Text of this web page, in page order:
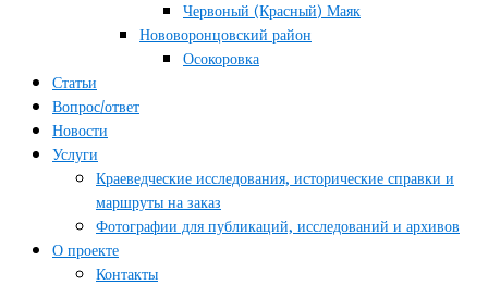
Червоный (Красный) Маяк
Нововоронцовский район
Осокоровка
Статьи
Вопрос/ответ
Новости
Услуги
Краеведческие исследования, исторические справки и
маршруты на заказ
Фотографии для публикаций, исследований и архивов
О проекте
Контакты